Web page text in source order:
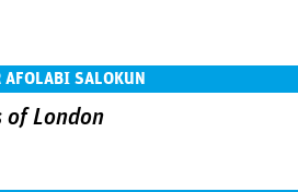
SALOKUN
of London